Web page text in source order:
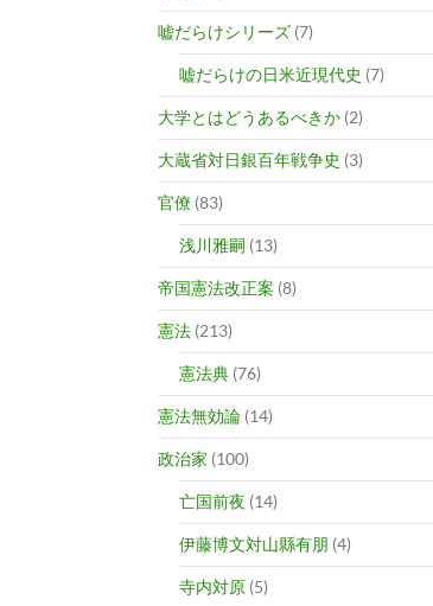
嘘だらけシリーズ (7)
嘘だらけの日米近現代史 (7)
大学とはどうあるべきか (2)
大蔵省対日銀百年戦争史 (3)
官僚 (83)
浅川雅嗣 (13)
帝国憲法改正案 (8)
憲法 (213)
憲法典 (76)
憲法無効論 (14)
政治家 (100)
亡国前夜 (14)
伊藤博文対山縣有朋 (4)
寺内対原 (5)